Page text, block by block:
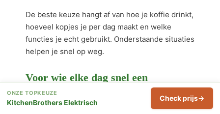
De beste keuze hangt af van hoe je koffie drinkt,
hoeveel kopjes je per dag maakt en welke
functies je echt gebruikt. Onderstaande situaties
helpen je snel op weg.
Voor wie elke dag snel een
cappuccino wil
Wil je 's ochtends zo snel mogelijk je koffie klaar
ONZE TOPKEUZE
KitchenBrothers Elektrisch Check prijs